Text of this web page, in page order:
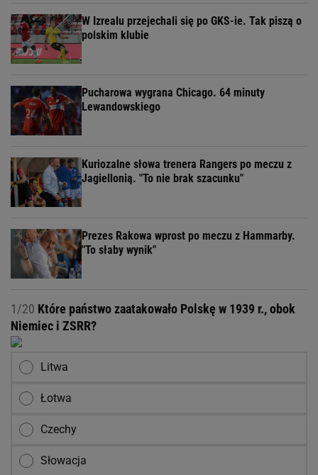
W Izrealu przejechali się po GKS-ie. Tak piszą o
polskim klubie
Pucharowa wygrana Chicago. 64 minuty
Lewandowskiego
Kuriozalne słowa trenera Rangers po meczu z
Jagiellonią. "To nie brak szacunku"
Prezes Rakowa wprost po meczu z Hammarby.
"To słaby wynik"
1/20 Które państwo zaatakowało Polskę w 1939 r., obok
Niemiec i ZSRR?
Litwa
Łotwa
Czechy
Słowacja